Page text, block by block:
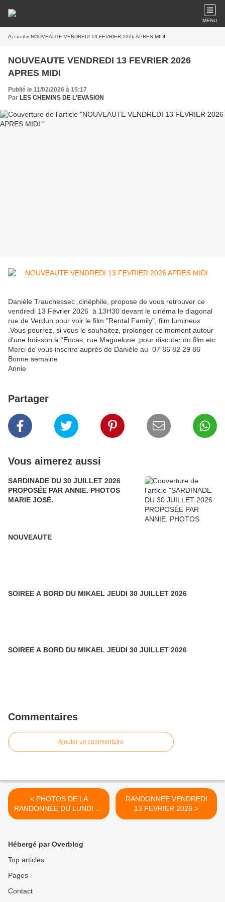
MENU
Accueil » NOUVEAUTE VENDREDI 13 FEVRIER 2026 APRES MIDI
NOUVEAUTE VENDREDI 13 FEVRIER 2026
APRES MIDI
Publié le 11/02/2026 à 15:17
Par LES CHEMINS DE L'EVASION
Danièle Trauchessec ,cinéphile, propose de vous retrouver ce
vendredi 13 Février 2026 à 13H30 devant le cinéma le diagonal
rue de Verdun pour voir le film "Rental Family", film lumineux
.Vous pourrez, si vous le souhaitez, prolonger ce moment autour
d'une boisson à l'Encas, rue Maguelone ,pour discuter du film etc
Merci de vous inscrire auprès de Danièle au 07 86 82 29 86
Bonne semaine
Annie
Partager
Vous aimerez aussi
SARDINADE DU 30 JUILLET 2026
PROPOSÉE PAR ANNIE. PHOTOS
MARIE JOSÉ.
NOUVEAUTE
SOIREE A BORD DU MIKAEL JEUDI 30 JUILLET 2026
SOIREE A BORD DU MIKAEL JEUDI 30 JUILLET 2026
Commentaires
Ajouter un commentaire
< PHOTOS DE LA
RANDONNÉE DU LUNDI 09
FÉVRIER 2026 MURLES.
RANDONNEE VENDREDI
13 FEVRIER 2026 >
Hébergé par Overblog
Top articles
Pages
Contact